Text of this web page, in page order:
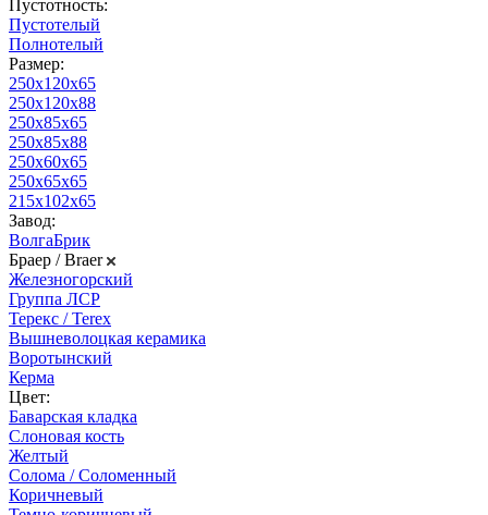
Пустотность:
Пустотелый
Полнотелый
Размер:
250х120х65
250х120х88
250х85х65
250х85х88
250х60х65
250х65х65
215х102х65
Завод:
ВолгаБрик
Браер / Braer
Железногорский
Группа ЛСР
Терекс / Terex
Вышневолоцкая керамика
Воротынский
Керма
Цвет:
Баварская кладка
Слоновая кость
Желтый
Солома / Соломенный
Коричневый